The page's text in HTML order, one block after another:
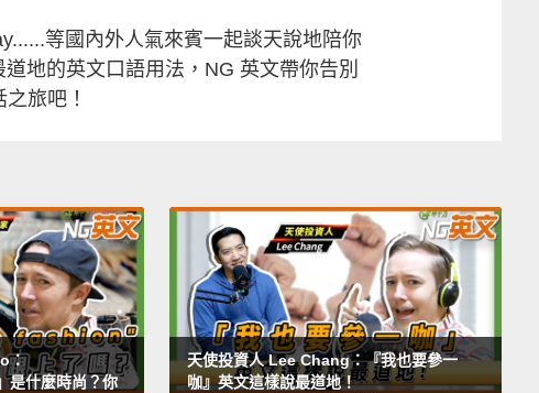
等國內外人氣來賓一起談天說地陪你
地的英文口語用法，NG 英文帶你告別
旅吧！
：
什麼時尚？你
天使投資人 Lee Chang：『我也要參一
咖』英文這樣說最道地！